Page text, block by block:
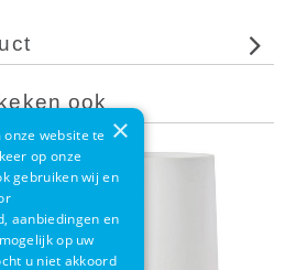
ook
×
website te
op onze
gebruiken wij en
aanbiedingen en
op uw
u niet akkoord